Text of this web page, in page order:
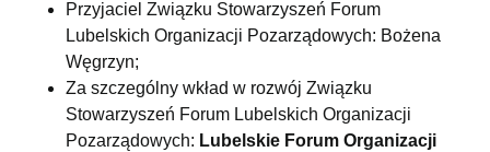
Przyjaciel Związku Stowarzyszeń Forum
Lubelskich Organizacji Pozarządowych: Bożena
Węgrzyn;
Za szczególny wkład w rozwój Związku
Stowarzyszeń Forum Lubelskich Organizacji
Pozarządowych: Lubelskie Forum Organizacji